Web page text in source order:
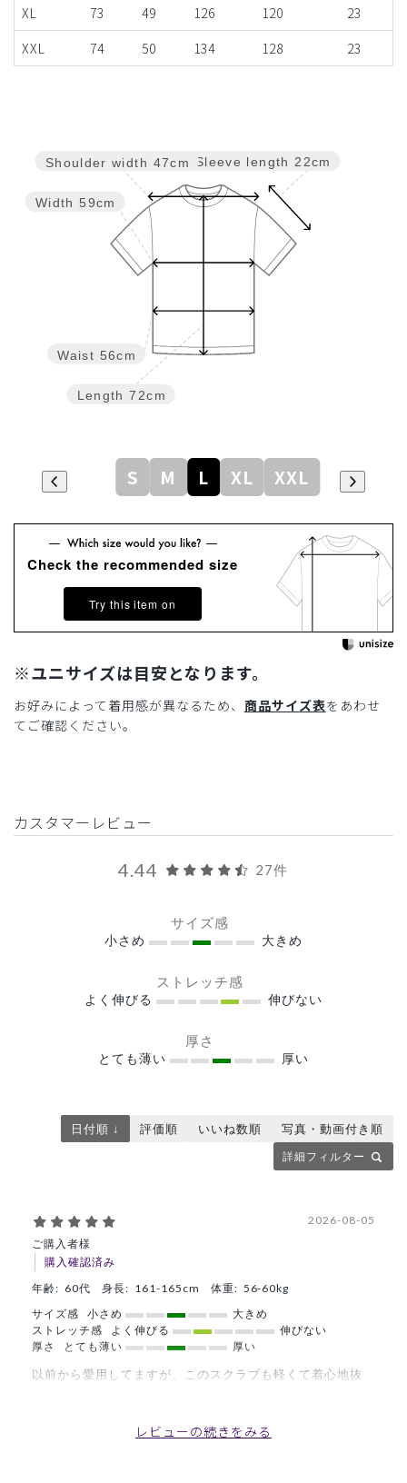
XL 73 49 126 120
23
XXL
74 50 134 128 23
Sleeve length 22cm
Length 72cm
Waist 56cm
Width 59cm
Shoulder width 47cm
S M L XL XXL
Check the recommended size
Try this item on
※ユニサイズは目安となります。
お好みによって着用感が異なるため、 商品サイズ表をあわせ
てご確認ください。
カスタマーレビュー
4.44 27件
サイズ感
小さめ 大きめ
ストレッチ感
よく伸びる 伸びない
厚さ
とても薄い 厚い
詳細フィルター
日付順 ↓ 評価順 いいね数順 写真・動画付き順
ご購入者様
購入確認済み
2026-08-05
年齢: 60代 身長: 161-165cm 体重: 56-60kg
サイズ感
小さめ
大きめ
ストレッチ感
よく伸びる
伸びない
厚さ
とても薄い 厚い
以前から愛用してますが、このスクラブも軽くて着心地抜
A49メンズ:スクラブトップス・クールテック/フ
レビューの続きをみる